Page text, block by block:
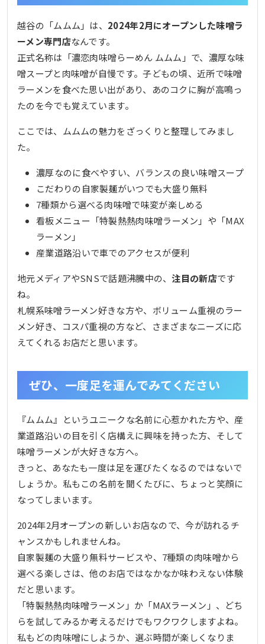
越谷の「ムムム」は、 2024年2月にオープンした味噌ラ
ーメン専門店なんです。
正式名称は「濃恋肉味噌らーめん ムムム」で、濃厚な味
噌スープと肉味噌が自慢です。子どもの頃、近所で味噌
ラーメンを食べた思い出があり、あのコクに胸が高鳴っ
たのを今でも覚えています。
ここでは、ムムムの魅力をざっくりと整理してみまし
た。
濃厚なのに食べやすい、バランスの良い味噌スープ
こだわりの自家製麺がいつでも大盛り無料
7種類から選べる肉味噌で味変が楽しめる
看板メニュー「特製熱熱肉味噌ラーメン」や「MAX
ラーメン」
産業道路沿いで車でのアクセスが便利
地元メディアやSNSで話題沸騰中の、注目の新店です
ね。
札幌系味噌ラーメン好きな方や、ボリューム重視のラー
メン好き、コスパ重視の方など、さまざまなニーズに応
えてくれるお店だと思います。
ぜひ、一度足を運んでみてください
『ムムム』というユニークな名前に心惹かれた方や、産
業道路沿いの目を引く店構えに興味を持った方、そして
味噌ラーメンが大好きな方へ。
きっと、あなたも一度は足を運びたくなるのではないで
しょうか。私もこの名前を聞くたびに、ちょっと笑顔に
なってしまいます。
2024年2月オープンの新しいお店なので、今が訪れるチ
ャンスかもしれませんね。
自家製麺の大盛り無料サービスや、7種類の肉味噌から
選べる楽しさは、他のお店ではなかなか味わえない体験
だと思います。
「特製熱熱肉味噌ラーメン」か「MAXラーメン」、どち
らを試してみるか考えるだけでもワクワクしますよね。
私もどの肉味噌にしようか、選ぶ時間が楽しくなりま